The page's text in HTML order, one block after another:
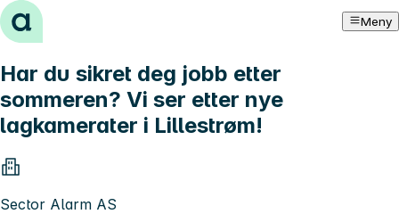
Hopp til innhold Meny
Har du sikret deg jobb etter
sommeren? Vi ser etter nye
lagkamerater i Lillestrøm!
Sector Alarm AS